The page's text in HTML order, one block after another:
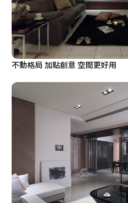
不動格局 加點創意 空間更好用